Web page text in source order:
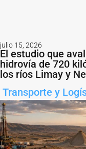
julio 15, 2026
El estudio que
hidrovía de 720
los ríos Limay y
Transporte y